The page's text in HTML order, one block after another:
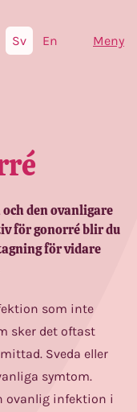
Sv En Meny
den ovanligare
för gonorré blir du
för vidare
som inte
sker det oftast
Sveda eller
symtom.
ovanlig infektion i